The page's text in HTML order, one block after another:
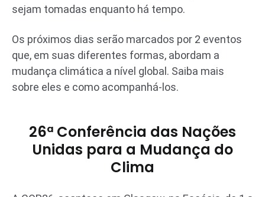
sejam tomadas enquanto há tempo.
Os próximos dias serão marcados por 2 eventos
que, em suas diferentes formas, abordam a
mudança climática a nível global. Saiba mais
sobre eles e como acompanhá-los.
26ª Conferência das Nações
Unidas para a Mudança do
Clima